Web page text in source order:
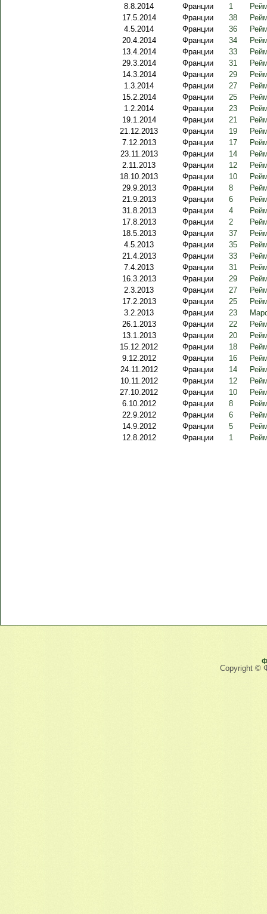
8.8.2014
Франции 1
17.5.2014
Франции 38
4.5.2014
Франции 36
20.4.2014
Франции 34
13.4.2014
Франции 33
29.3.2014
Франции 31
14.3.2014
Франции 29
1.3.2014
Франции 27
15.2.2014
Франции 25
1.2.2014
Франции 23
19.1.2014
Франции 21
21.12.2013
Франции 19
7.12.2013
Франции 17
23.11.2013
Франции 14
2.11.2013
Франции 12
18.10.2013
Франции 10
29.9.2013
Франции 8
21.9.2013
Франции 6
31.8.2013
Франции 4
17.8.2013
Франции 2
18.5.2013
Франции 37
4.5.2013
Франции 35
21.4.2013
Франции 33
7.4.2013
Франции 31
16.3.2013
Франции 29
2.3.2013
Франции 27
17.2.2013
Франции 25
3.2.2013
Франции 23
26.1.2013
Франции 22
13.1.2013
Франции 20
15.12.2012
Франции 18
9.12.2012
Франции 16
24.11.2012
Франции 14
10.11.2012
Франции 12
27.10.2012
Франции 10
6.10.2012
Франции 8
22.9.2012
Франции 6
14.9.2012
Франции 5
12.8.2012
Франции 1
Copyright ©